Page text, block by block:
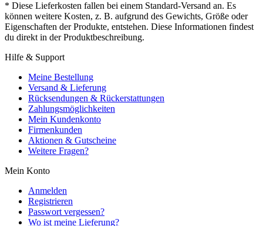
* Diese Lieferkosten fallen bei einem Standard-Versand an. Es
können weitere Kosten, z. B. aufgrund des Gewichts, Größe oder
Eigenschaften der Produkte, entstehen. Diese Informationen findest
du direkt in der Produktbeschreibung.
Hilfe & Support
Meine Bestellung
Versand & Lieferung
Rücksendungen & Rückerstattungen
Zahlungsmöglichkeiten
Mein Kundenkonto
Firmenkunden
Aktionen & Gutscheine
Weitere Fragen?
Mein Konto
Anmelden
Registrieren
Passwort vergessen?
Wo ist meine Lieferung?